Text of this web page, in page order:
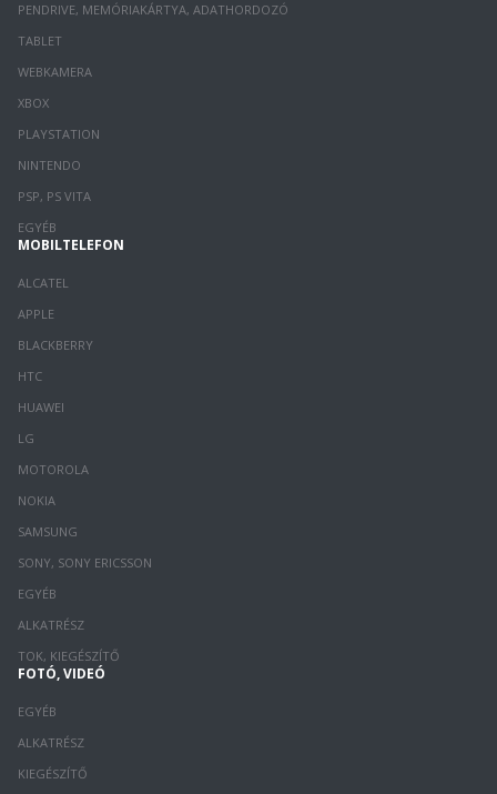
PENDRIVE, MEMÓRIAKÁRTYA, ADATHORDOZÓ
TABLET
WEBKAMERA
XBOX
PLAYSTATION
NINTENDO
PSP, PS VITA
EGYÉB
MOBILTELEFON
ALCATEL
APPLE
BLACKBERRY
HTC
HUAWEI
LG
MOTOROLA
NOKIA
SAMSUNG
SONY, SONY ERICSSON
EGYÉB
ALKATRÉSZ
TOK, KIEGÉSZÍTŐ
FOTÓ, VIDEÓ
EGYÉB
ALKATRÉSZ
KIEGÉSZÍTŐ